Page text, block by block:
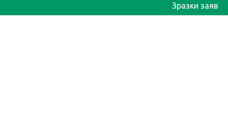
Зразки заяв